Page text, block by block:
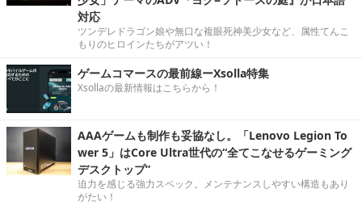
対応
ツンデレドラゴン娘や無口な複眼死神美少女など、属性てんこ
もりのヒロインたちがアツい！
ゲームコマースの最前線ーXsolla特集
Xsollaの最新情報はこちらから！
AAAゲームも制作も妥協なし。「Lenovo Legion To
wer 5」はCore Ultra世代の“全てこなせるゲーミング
デスクトップ”
迫力を感じる強力スペック。メンテナンスしやすい構造もあり
がたい！